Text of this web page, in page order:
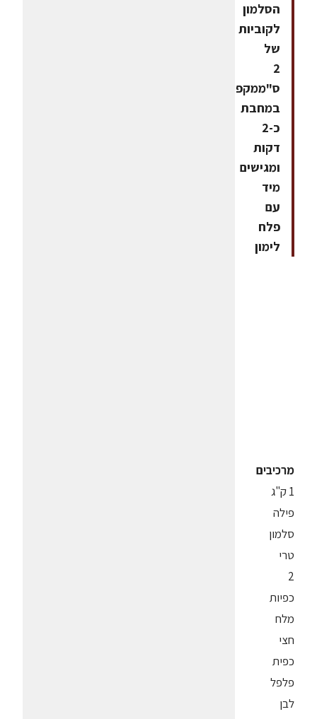
הסלמון
לקוביות
של
2
ס"ממקפיצים
במחבת
כ-2
דקות
ומגישים
מיד
עם
פלח
לימון
מרכיבים
1 ק"ג
פילה
סלמון
טרי
2
כפיות
מלח
חצי
כפית
פלפל
לבן